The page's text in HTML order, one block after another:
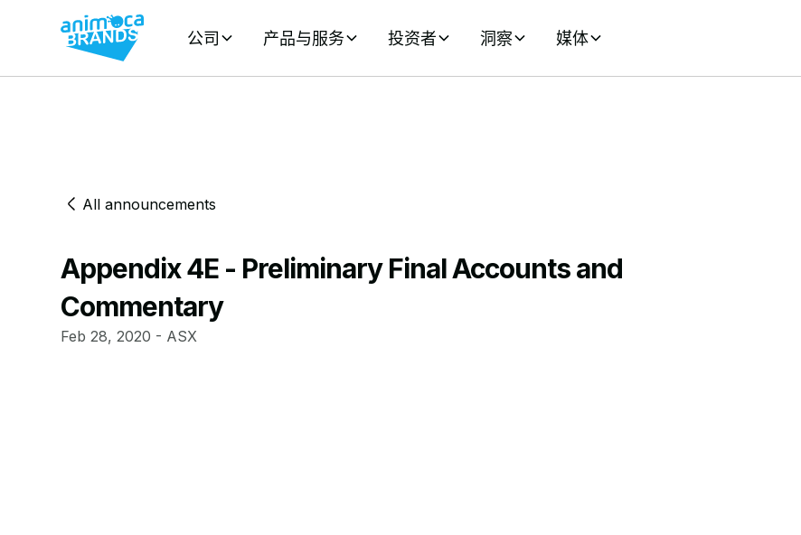
公司 产品与服务 投资者 洞察 媒体
All announcements
Appendix 4E - Preliminary Final Accounts and
Commentary
Feb 28, 2020 - ASX